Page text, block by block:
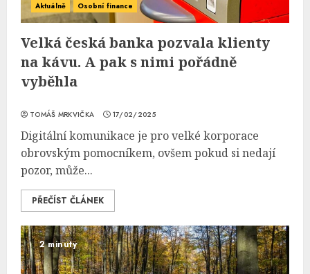
Aktuálně Osobní finance
Velká česká banka pozvala klienty
na kávu. A pak s nimi pořádně
vyběhla
TOMÁŠ MRKVIČKA 17/02/2025
Digitální komunikace je pro velké korporace
obrovským pomocníkem, ovšem pokud si nedají
pozor, může...
PŘEČÍST ČLÁNEK
2 minuty